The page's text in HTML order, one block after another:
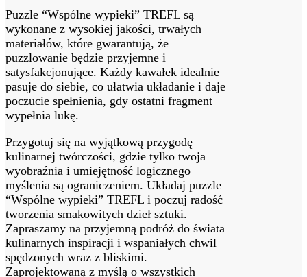
Puzzle “Wspólne wypieki” TREFL są
wykonane z wysokiej jakości, trwałych
materiałów, które gwarantują, że
puzzlowanie będzie przyjemne i
satysfakcjonujące. Każdy kawałek idealnie
pasuje do siebie, co ułatwia układanie i daje
poczucie spełnienia, gdy ostatni fragment
wypełnia lukę.
Przygotuj się na wyjątkową przygodę
kulinarnej twórczości, gdzie tylko twoja
wyobraźnia i umiejętność logicznego
myślenia są ograniczeniem. Układaj puzzle
“Wspólne wypieki” TREFL i poczuj radość
tworzenia smakowitych dzieł sztuki.
Zapraszamy na przyjemną podróż do świata
kulinarnych inspiracji i wspaniałych chwil
spędzonych wraz z bliskimi.
Zaprojektowaną z myślą o wszystkich